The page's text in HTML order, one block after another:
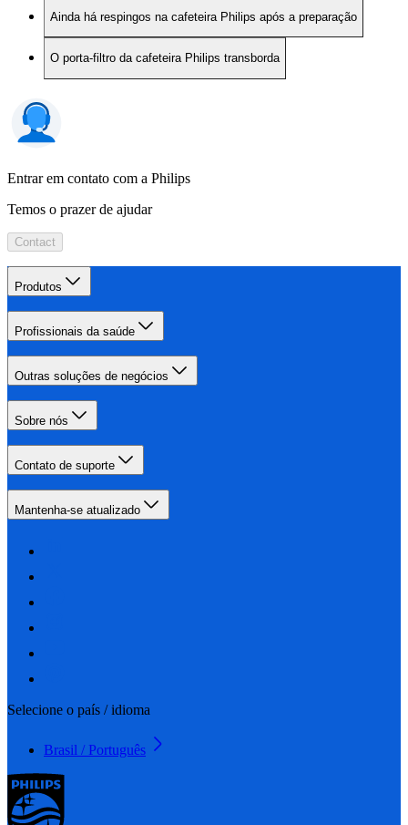
Ainda há respingos na cafeteira Philips após a preparação
O porta-filtro da cafeteira Philips transborda
Entrar em contato com a Philips
Temos o prazer de ajudar
Contact
Produtos
Profissionais da saúde
Outras soluções de negócios
Sobre nós
Contato de suporte
Mantenha-se atualizado
Selecione o país / idioma
Brasil / Português